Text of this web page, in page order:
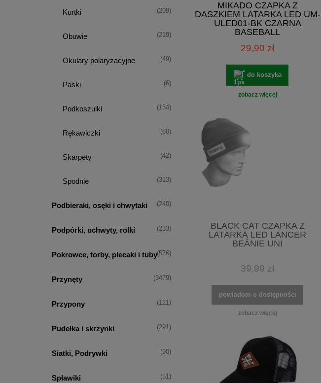
Kurtki (209)
Obuwie (219)
Okulary polaryzacyjne (49)
Paski (6)
Podkoszulki (134)
Rękawiczki (60)
Skarpety (42)
Spodnie (313)
Podbieraki, osęki i chwytaki (240)
Podpórki, uchwyty, rolki (233)
Pokrowce, torby, plecaki i tuby(576)
Przynęty (3479)
Przypony (121)
Pudełka i skrzynki (291)
Siatki, Podrywki (90)
Spławiki (51)
MIKADO CZAPKA Z
DASZKIEM LATARKA LED UM-
ULED01-BK CZARNA
BASEBALL
29,90 zł
do koszyka
zobacz więcej
BLACK CAT CZAPKA Z
LATARKĄ LED LANCER
BEANIE UNI
39,99 zł
powiadom o dostępności
zobacz więcej